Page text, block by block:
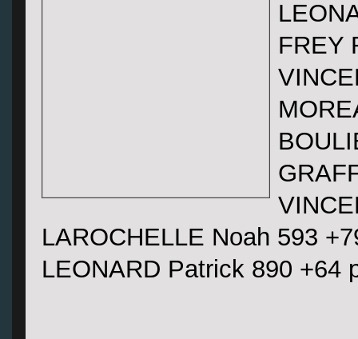
FREY
LAROCHELLE Noah 593
LEONARD Patrick 890 +64